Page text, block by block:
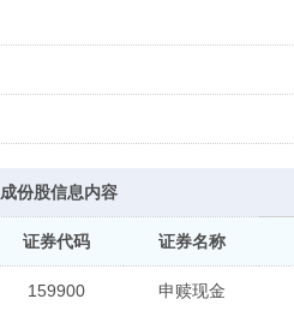
成份股信息内容
证券代码 证券名称
159900 申赎现金